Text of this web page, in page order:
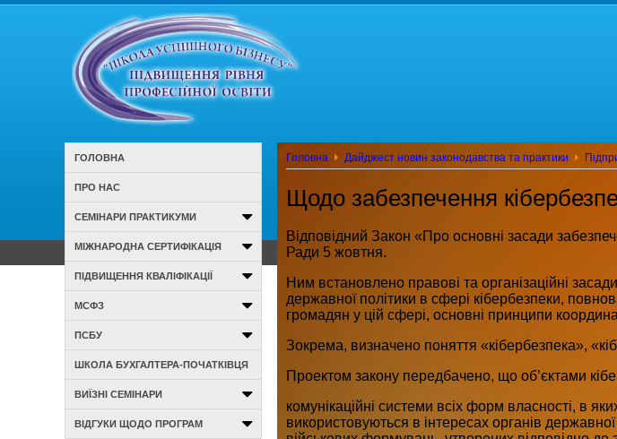
Головна Дайджест новин законодавства та практики
Щодо забезпечення
Відповідний Закон «Про основні засади
Ради 5 жовтня.
Ним встановлено правові та організаційні
державної політики в сфері кібербезпеки,
громадян у цій сфері, основні принципи
Зокрема, визначено поняття «кібербезпека»,
Проектом закону передбачено, що об’єктами
комунікаційні системи всіх форм власності, в
використовуються в інтересах органів
ГОЛОВНА
ПРО НАС
СЕМІНАРИ ПРАКТИКУМИ
МІЖНАРОДНА СЕРТИФІКАЦІЯ
ПІДВИЩЕННЯ КВАЛІФІКАЦІЇ
МСФЗ
ПСБУ
ШКОЛА БУХГАЛТЕРА-ПОЧАТКІВЦЯ
ВИЇЗНІ СЕМІНАРИ
ВІДГУКИ ЩОДО ПРОГРАМ